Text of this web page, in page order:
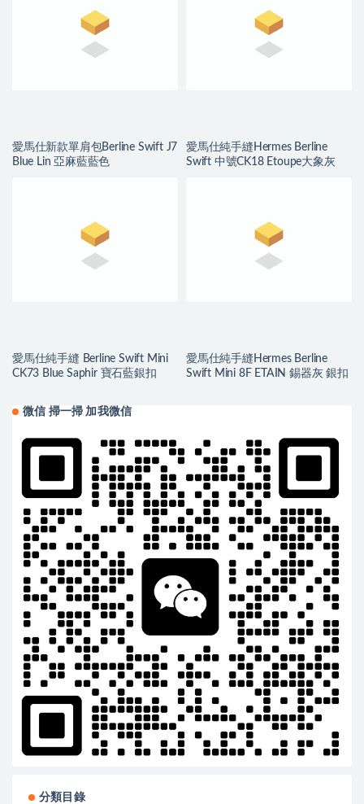
愛馬仕新款單肩包Berline Swift J7
Blue Lin 亞麻藍藍色
愛馬仕純手縫Hermes Berline
Swift 中號CK18 Etoupe大象灰
愛馬仕純手縫 Berline Swift Mini
CK73 Blue Saphir 寶石藍銀扣
愛馬仕純手縫Hermes Berline
Swift Mini 8F ETAIN 錫器灰 銀扣
微信 掃一掃 加我微信
分類目錄